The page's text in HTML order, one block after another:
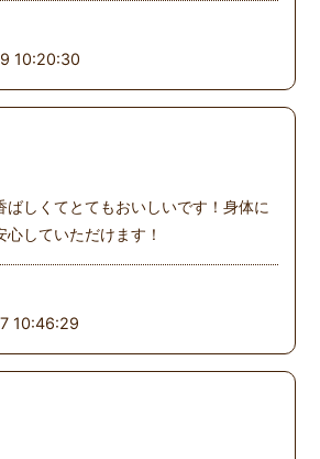
10:20:30
ばしくてとてもおいしいです！身体に
していただけます！
10:46:29